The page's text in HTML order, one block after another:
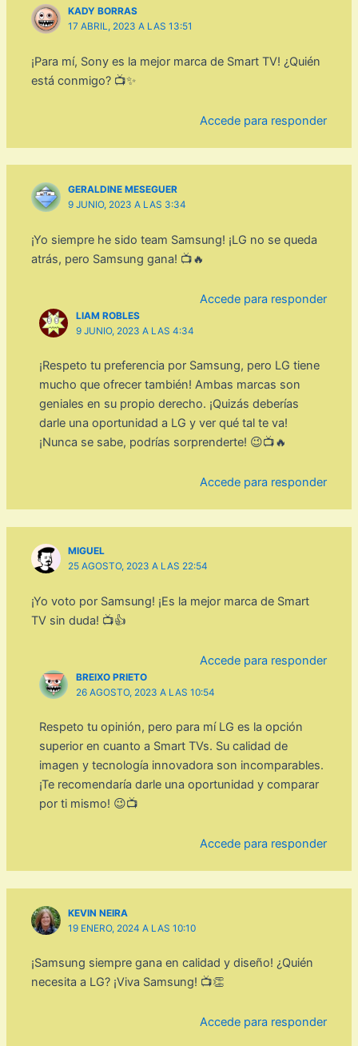
KADY BORRAS
17 ABRIL, 2023 A LAS 13:51
¡Para mí, Sony es la mejor marca de Smart TV! ¿Quién
está conmigo? 📺✨
Accede para responder
GERALDINE MESEGUER
9 JUNIO, 2023 A LAS 3:34
¡Yo siempre he sido team Samsung! ¡LG no se queda
atrás, pero Samsung gana! 📺🔥
Accede para responder
LIAM ROBLES
9 JUNIO, 2023 A LAS 4:34
¡Respeto tu preferencia por Samsung, pero LG tiene
mucho que ofrecer también! Ambas marcas son
geniales en su propio derecho. ¡Quizás deberías
darle una oportunidad a LG y ver qué tal te va!
¡Nunca se sabe, podrías sorprenderte! 😉📺🔥
Accede para responder
MIGUEL
25 AGOSTO, 2023 A LAS 22:54
¡Yo voto por Samsung! ¡Es la mejor marca de Smart
TV sin duda! 📺👍
Accede para responder
BREIXO PRIETO
26 AGOSTO, 2023 A LAS 10:54
Respeto tu opinión, pero para mí LG es la opción
superior en cuanto a Smart TVs. Su calidad de
imagen y tecnología innovadora son incomparables.
¡Te recomendaría darle una oportunidad y comparar
por ti mismo! 😉📺
Accede para responder
KEVIN NEIRA
19 ENERO, 2024 A LAS 10:10
¡Samsung siempre gana en calidad y diseño! ¿Quién
necesita a LG? ¡Viva Samsung! 📺👏
Accede para responder